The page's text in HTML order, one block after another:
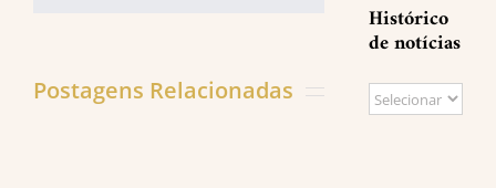
Postagens Relacionadas
Histórico
de notícias
Histórico